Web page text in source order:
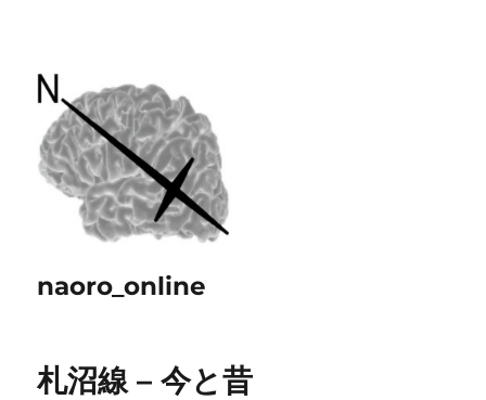
naoro_online
札沼線 – 今と昔